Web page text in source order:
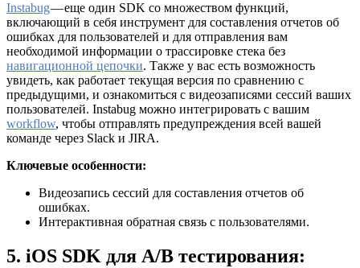
Instabug— еще один SDK со множеством функций,
включающий в себя инструмент для составления отчетов об
ошибках для пользователей и для отправления вам
необходимой информации о трассировке стека без
навигационной цепочки. Также у вас есть возможность
увидеть, как работает текущая версия по сравнению с
предыдущими, и ознакомиться с видеозаписями сессий ваших
пользователей. Instabug можно интегрировать с вашим
workflow, чтобы отправлять предупреждения всей вашей
команде через Slack и JIRA.
Ключевые особенности:
Видеозапись сессий для составления отчетов об
ошибках.
Интерактивная обратная связь с пользователями.
5. iOS SDK для A/B тестирования: